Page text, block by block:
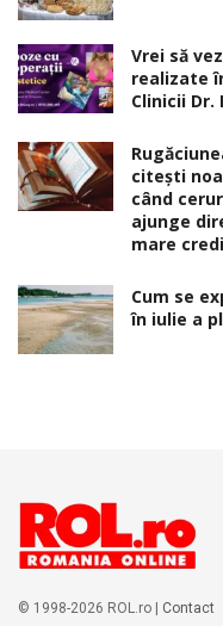
Vrei să
realizate
Clinicii Dr.
citești
când
ajunge
mare
Cum se
în iulie a
© 1998-2026 ROL.ro | Contact